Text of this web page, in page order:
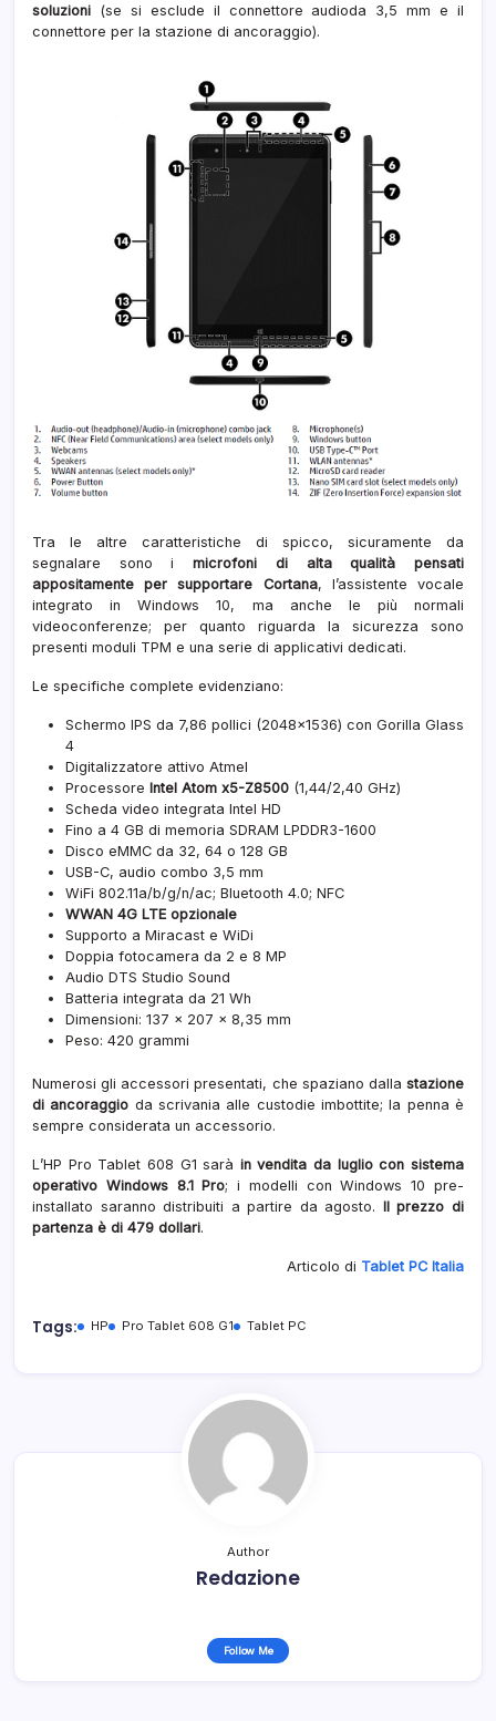
soluzioni (se si esclude il connettore audioda 3,5 mm e il
connettore per la stazione di ancoraggio).
Tra le altre caratteristiche di spicco, sicuramente da
segnalare sono imicrofoni di alta qualità pensati
appositamente per supportare Cortana, l’assistente vocale
integrato in Windows 10, ma anche le più normali
videoconferenze; per quanto riguarda la sicurezza sono
presenti moduli TPM e una serie di applicativi dedicati.
Le specifiche complete evidenziano:
Schermo IPS da 7,86 pollici (2048×1536) con Gorilla Glass
4
Digitalizzatore attivo Atmel
Processore Intel Atom x5-Z8500 (1,44/2,40 GHz)
Scheda video integrata Intel HD
Fino a 4 GB di memoria SDRAM LPDDR3-1600
Disco eMMC da 32, 64 o 128 GB
USB-C, audio combo 3,5 mm
WiFi 802.11a/b/g/n/ac; Bluetooth 4.0; NFC
WWAN 4G LTE opzionale
Supporto a Miracast e WiDi
Doppia fotocamera da 2 e 8 MP
Audio DTS Studio Sound
Batteria integrata da 21 Wh
Dimensioni: 137 × 207 × 8,35 mm
Peso: 420 grammi
Numerosi gli accessori presentati, che spaziano dalla stazione
di ancoraggio da scrivania alle custodie imbottite; la penna è
sempre considerata un accessorio.
L’HP Pro Tablet 608 G1 sarà in vendita da luglio con sistema
operativo Windows 8.1 Pro; i modelli con Windows 10 pre-
installato saranno distribuiti a partire da agosto. Il prezzo di
partenza è di 479 dollari.
Articolo di Tablet PC Italia
Tags: HP Pro Tablet 608 G1 Tablet PC
Author
Redazione
Follow Me